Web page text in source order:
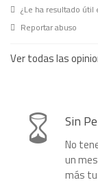
¿Le ha resultado
Reportar abuso
Ver todas las
Sin
No
un
más tu